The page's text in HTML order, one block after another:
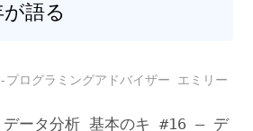
語る
-プログラミングアドバイザー エミリー
データ分析 基本のキ #16 – デ